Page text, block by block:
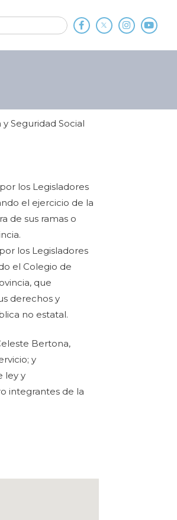
Seguridad Social
los Legisladores
el ejercicio de la
de sus ramas o
los Legisladores
el Colegio de
que
derechos y
no estatal.
Bertona,
y
ley y
integrantes de la